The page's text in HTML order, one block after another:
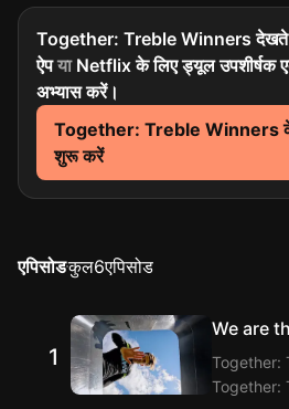
Together: Treble Winners देखते
ऐपयाNetflix के लिए ड्यूल उपशीर्षक
अभ्यास करें।
Together: Treble Winners के
शुरू करें
एपिसोडकुल6एपिसोड
1
We are
Together:
Together: